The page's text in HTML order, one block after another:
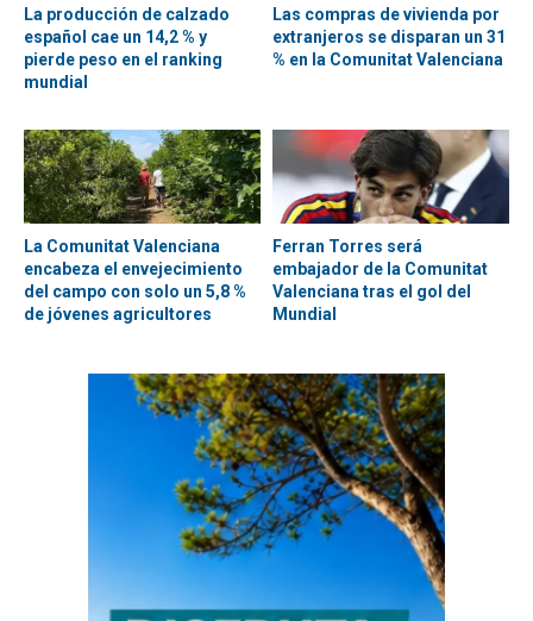
La producción de calzado
español cae un 14,2 % y
pierde peso en el ranking
mundial
Las compras de vivienda por
extranjeros se disparan un 31
% en la Comunitat Valenciana
La Comunitat Valenciana
encabeza el envejecimiento
del campo con solo un 5,8 %
de jóvenes agricultores
Ferran Torres será
embajador de la Comunitat
Valenciana tras el gol del
Mundial